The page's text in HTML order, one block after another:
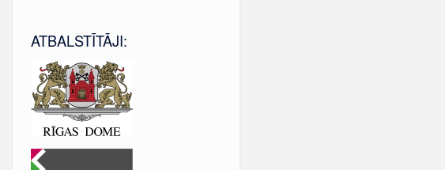
ATBALSTĪTĀJI: